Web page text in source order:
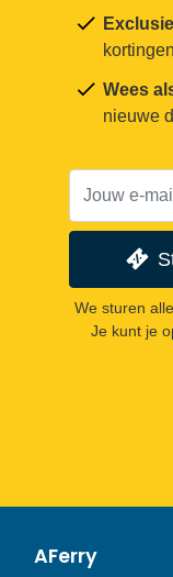
Wees
nieuwe
We sturen
Je kunt je
AFerry